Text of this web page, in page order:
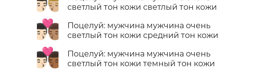
светлый тон кожи светлый тон кожи
👨🏻‍❤️‍💋‍👨🏽
Поцелуй: мужчина мужчина очень
светлый тон кожи средний тон кожи
👨🏻‍❤️‍💋‍👨🏾
Поцелуй: мужчина мужчина очень
светлый тон кожи темный тон кожи